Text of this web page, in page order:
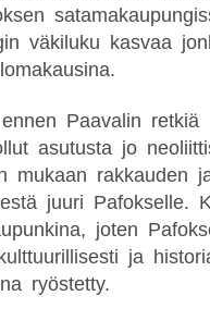
väkiluku kasvaa
Paavalin retkiä
asutusta jo
mukaan rakkauden
juuri Pafokselle.
joten
ja
ryöstetty.